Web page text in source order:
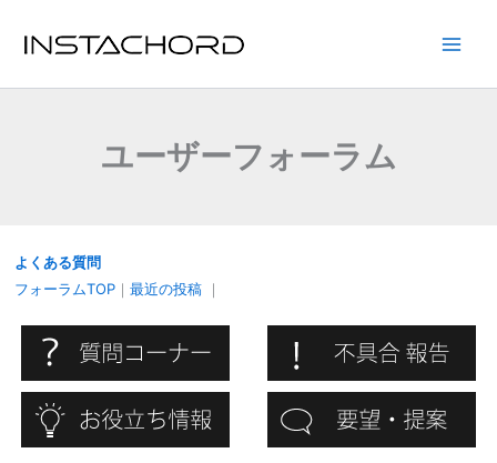
ユーザーフォーラム
よくある質問
フォーラムTOP ｜ 最近の投稿 ｜